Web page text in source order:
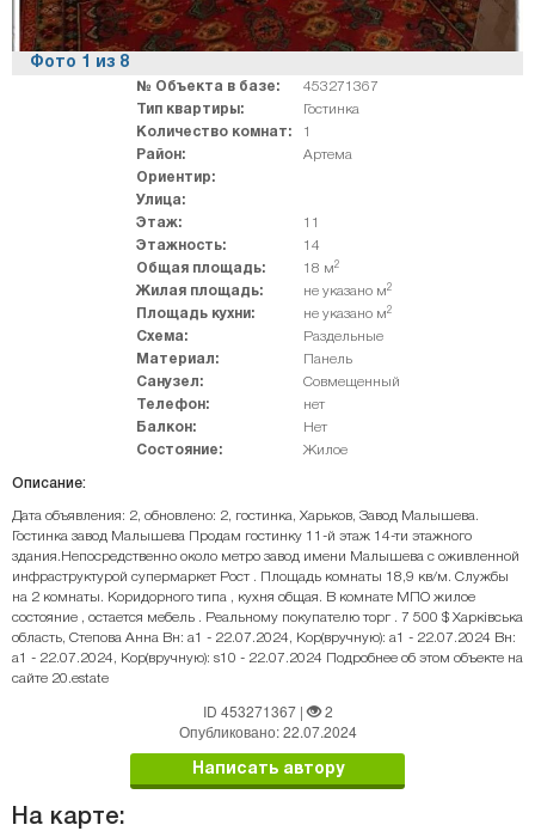
Фото 1 из 8
№ Объекта в базе:
453271367
Тип квартиры:
Гостинка
Количество комнат:
1
Район:
Артема
Ориентир:
Улица:
Этаж:
11
Этажность:
14
Общая площадь:
18 м2
Жилая площадь: не указано м2
Площадь кухни: не указано м2
Схема:
Раздельные
Материал:
Панель
Санузел:
Совмещенный
Телефон:
нет
Балкон:
Нет
Состояние:
Жилое
Описание:
Дата объявления: 2, обновлено: 2, гостинка, Харьков, Завод Малышева.
Гостинка завод Малышева Продам гостинку 11-й этаж 14-ти этажного
здания.Непосредственно около метро завод имени Малышева с оживленной
инфраструктурой супермаркет Рост . Площадь комнаты 18,9 кв/м. Службы
на 2 комнаты. Коридорного типа , кухня общая. В комнате МПО жилое
состояние , остается мебель . Реальному покупателю торг . 7 500 $ Харківська
область, Степова Анна Вн: a1 - 22.07.2024, Кор(вручную): a1 - 22.07.2024 Вн:
a1 - 22.07.2024, Кор(вручную): s10 - 22.07.2024 Подробнее об этом объекте на
сайте 20.estate
ID 453271367 |
2
Опубликовано: 22.07.2024
Написать автору
На карте: